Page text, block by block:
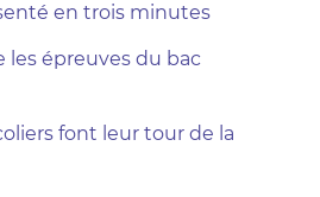
en trois minutes
les épreuves du bac
font leur tour de la